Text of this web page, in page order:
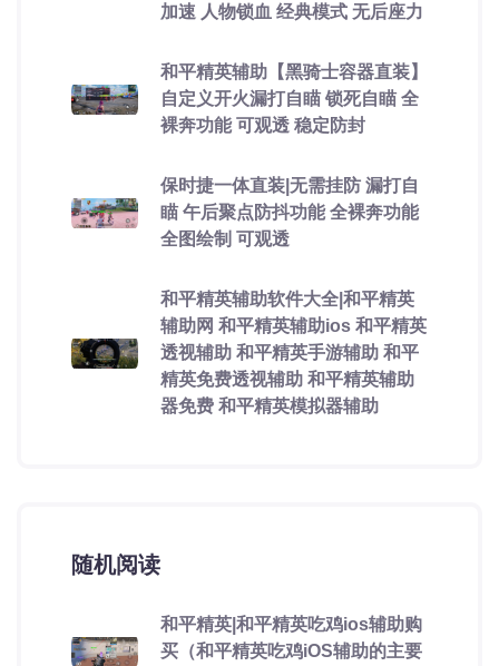
加速 人物锁血 经典模式 无后座力
和平精英辅助【黑骑士容器直装】
自定义开火漏打自瞄 锁死自瞄 全
裸奔功能 可观透 稳定防封
保时捷一体直装|无需挂防 漏打自
瞄 午后聚点防抖功能 全裸奔功能
全图绘制 可观透
和平精英辅助软件大全|和平精英
辅助网 和平精英辅助ios 和平精英
透视辅助 和平精英手游辅助 和平
精英免费透视辅助 和平精英辅助
器免费 和平精英模拟器辅助
随机阅读
和平精英|和平精英吃鸡ios辅助购
买（和平精英吃鸡iOS辅助的主要